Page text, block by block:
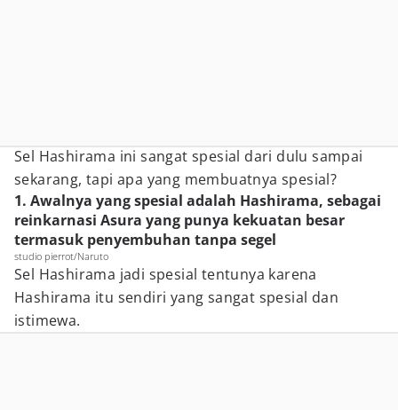
Sel Hashirama ini sangat spesial dari dulu sampai
sekarang, tapi apa yang membuatnya spesial?
1. Awalnya yang spesial adalah Hashirama, sebagai
reinkarnasi Asura yang punya kekuatan besar
termasuk penyembuhan tanpa segel
studio pierrot/Naruto
Sel Hashirama jadi spesial tentunya karena
Hashirama itu sendiri yang sangat spesial dan
istimewa.